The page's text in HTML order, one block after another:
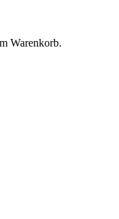
Warenkorb.